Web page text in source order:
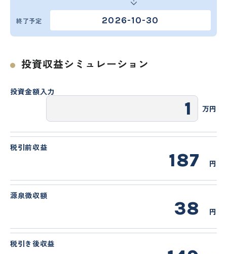
終了予定 2026-10-30
投資収益シミュレーション
投資金額入力
万円
税引前収益
187 円
源泉徴収額
38 円
税引き後収益